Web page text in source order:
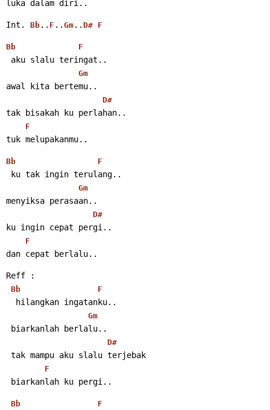
luka dalam diri..
Int. Bb .. F .. Gm .. D# F
Bb F
aku slalu teringat..
Gm
awal kita bertemu..
D#
tak bisakah ku perlahan..
F
tuk melupakanmu..
Bb F
ku tak ingin terulang..
Gm
menyiksa perasaan..
D#
ku ingin cepat pergi..
F
dan cepat berlalu..
Reff :
Bb F
  hilangkan ingatanku..
Gm
biarkanlah berlalu..
D#
tak mampu aku slalu terjebak
F
biarkanlah ku pergi..
Bb F